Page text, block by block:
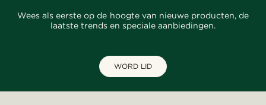
Wees als eerste op de hoogte van nieuwe producten, de
laatste trends en speciale aanbiedingen.
WORD LID